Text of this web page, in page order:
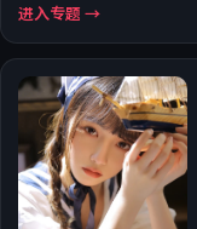
进入专题 →